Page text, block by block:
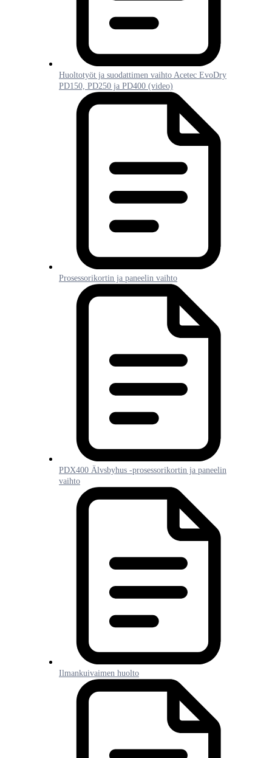
Huoltotyöt ja suodattimen vaihto Acetec EvoDry
PD150, PD250 ja PD400 (video)
Prosessorikortin ja paneelin vaihto
PDX400 Älvsbyhus -prosessorikortin ja paneelin
vaihto
Ilmankuivaimen huolto